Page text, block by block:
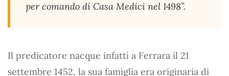
per comando di Casa Medici nel 1498”.
Il predicatore nacque infatti a Ferrara il 21
settembre 1452, la sua famiglia era originaria di